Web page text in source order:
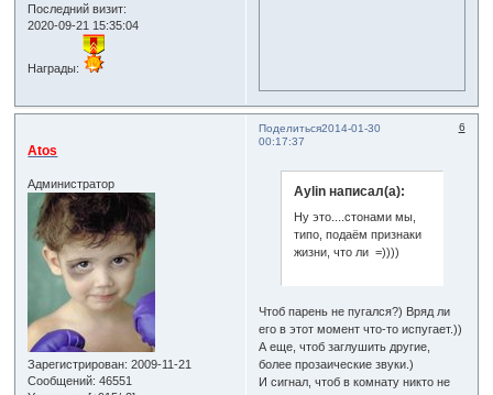
Последний визит:
2020-09-21 15:35:04
Награды:
Поделиться 6
2014-01-30
00:17:37
Atos
Администратор
Зарегистрирован: 2009-11-21
Сообщений: 46551
Aylin написал(а):
Ну это....стонами мы,
типо, подаём признаки
жизни, что ли =))))
Чтоб парень не пугался?) Вряд ли
его в этот момент что-то испугает.))
А еще, чтоб заглушить другие,
более прозаические звуки.)
И сигнал, чтоб в комнату никто не